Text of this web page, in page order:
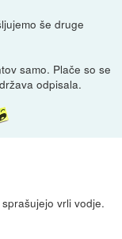
še druge
samo. Plače so se
odpisala.
vrli vodje.